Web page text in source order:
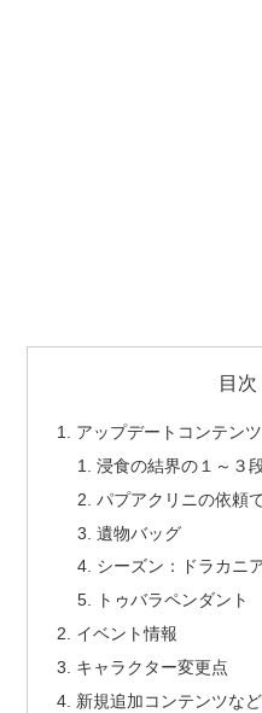
目次
アップデートコンテンツ
浸食の結界の１～３
パプアクリニの依頼
遺物バッグ
シーズン：ドラカニ
トゥバラペンダント
イベント情報
キャラクター変更点
新規追加コンテンツなど